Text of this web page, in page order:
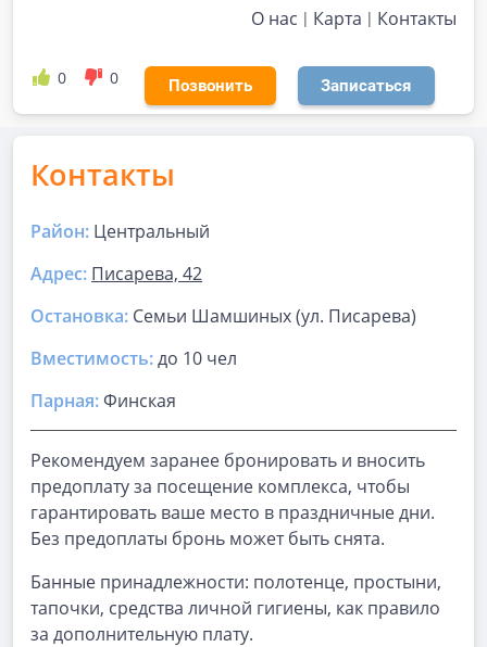
О нас Карта Контакты
0 0 Позвонить Записаться
Контакты
Район: Центральный
Адрес: Писарева, 42
Остановка: Семьи Шамшиных (ул. Писарева)
Вместимость:до 10 чел
Парная:Финская
Рекомендуем заранее бронировать и вносить
предоплату за посещение комплекса, чтобы
гарантировать ваше место в праздничные дни.
Без предоплаты бронь может быть снята.
Банные принадлежности: полотенце, простыни,
тапочки, средства личной гигиены, как правило
за дополнительную плату.